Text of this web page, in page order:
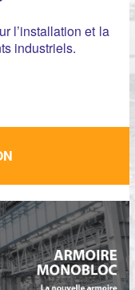
l’installation et la
industriels.